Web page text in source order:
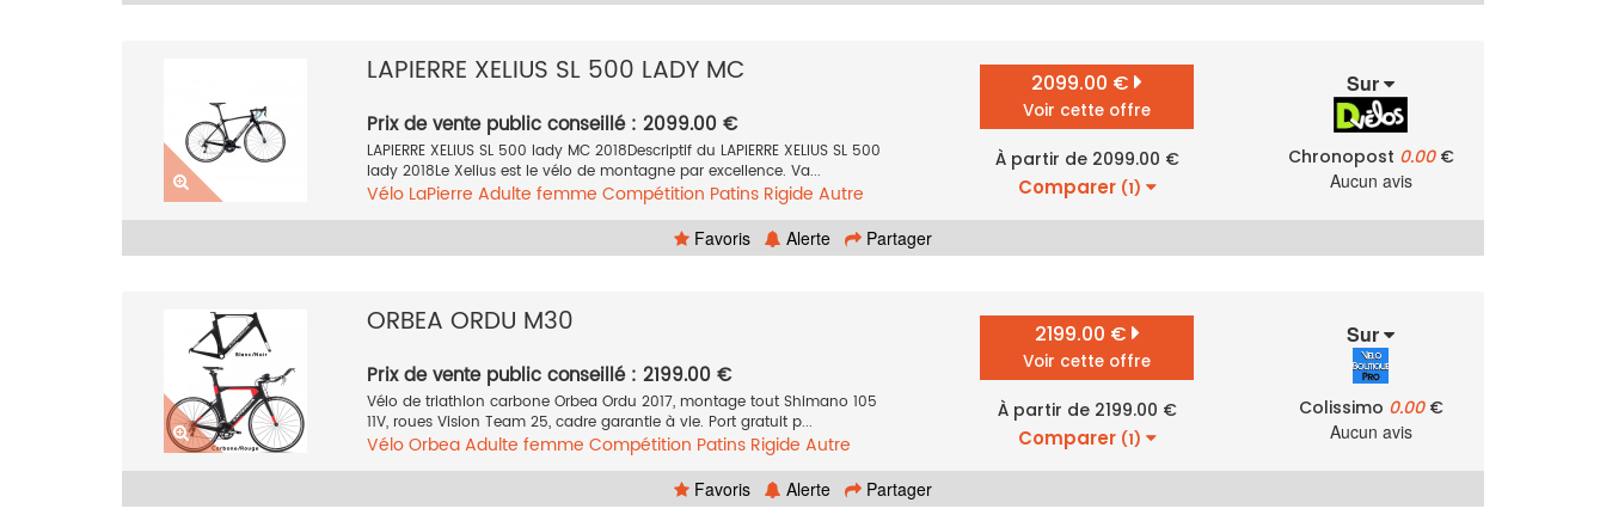
LAPIERRE XELIUS SL 500 LADY MC
Prix de vente public conseillé : 2099.00 €
LAPIERRE XELIUS SL 500 lady MC 2018Descriptif du LAPIERRE XELIUS SL 500
lady 2018Le Xelius est le vélo de montagne par excellence. Va...
Vélo LaPierre Adulte femme Compétition Patins Rigide Autre
Bleu2018
2099.00 €
Voir cette offre
À partir de 2099.00 €
Comparer (1)
Sur
Chronopost 0.00€
Aucun avis
Favoris Alerte Partager
ORBEA ORDU M30
Prix de vente public conseillé : 2199.00 €
Vélo de triathlon carbone Orbea Ordu 2017, montage tout Shimano 105
11V, roues Vision Team 25, cadre garantie à vie. Port gratuit p...
VéloOrbeaAdulte femme Compétition Patins Rigide Autre
Rouge2017
2199.00 €
Voir cette offre
À partir de 2199.00 €
Comparer (1)
Sur
Colissimo 0.00€
Aucun avis
Favoris Alerte Partager